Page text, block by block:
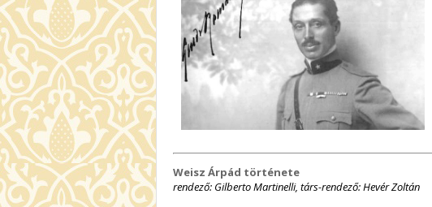
Weisz Árpád története
rendező: Gilberto Martinelli, társ-rendező: Hevér Zoltán